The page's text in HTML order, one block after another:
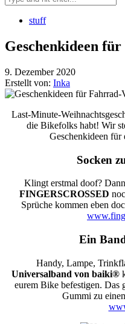
stuff
Geschenkideen
9. Dezember 2020
Erstellt von: Inka
Last-Minute-
die Bikefolks habt! Wir
Geschenkideen für
Socken
Klingt erstmal doof?
FINGERSCROSSED
Sprüche kommen eben
Ein
Handy, Lampe,
Universalband von baiki®
eurem Bike befestigen. Das
Gummi zu